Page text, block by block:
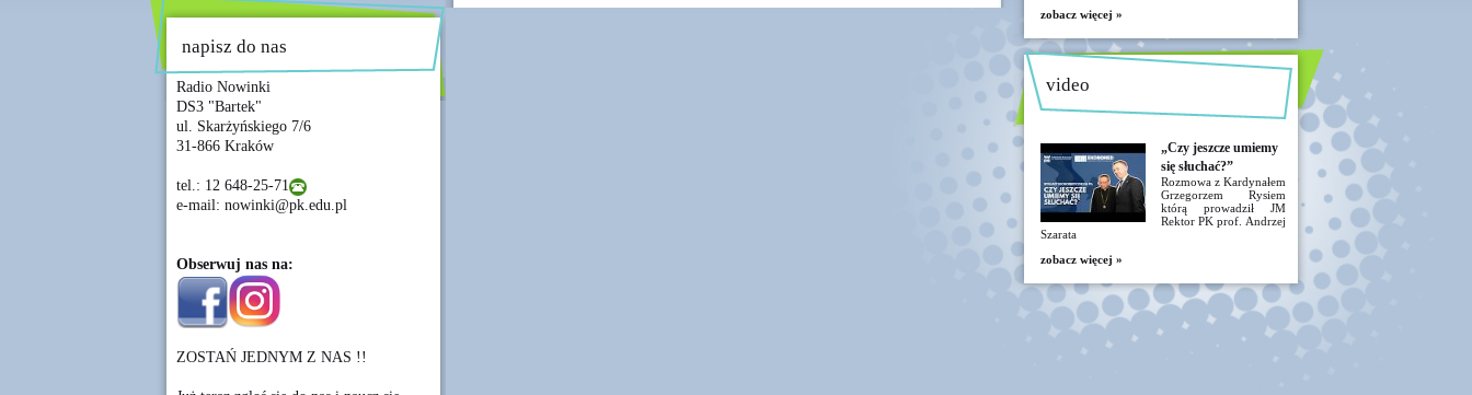
napisz do nas
Radio Nowinki
DS3 "Bartek"
ul. Skarżyńskiego 7/6
31-866 Kraków
tel.: 12 648-25-71
e-mail: nowinki@pk.edu.pl
Obserwuj nas na:
ZOSTAŃ JEDNYM Z NAS !!
zobacz więcej »
video
„Czy jeszcze umiemy
się słuchać?”
Rozmowa z Kardynałem
Grzegorzem Rysiem
którą prowadził JM
Rektor PK prof. Andrzej
Szarata
zobacz więcej »